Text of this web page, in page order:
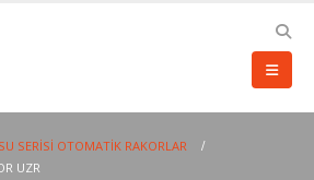
SU SERISI OTOMATIK RAKORLAR
UZR